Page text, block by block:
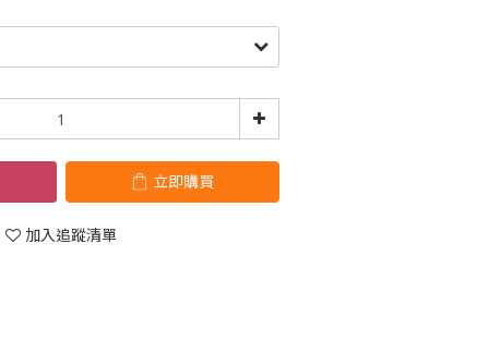
立即購買
加入追蹤清單